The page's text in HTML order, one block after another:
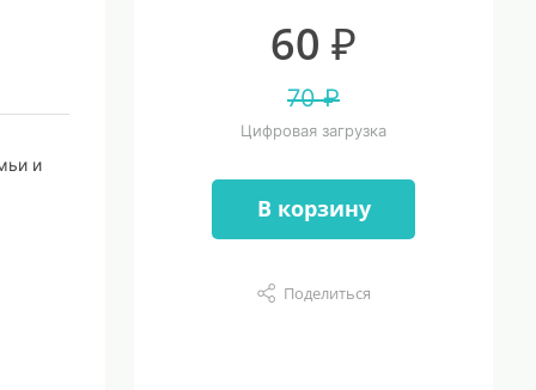
и
60 ₽
70 ₽
Цифровая загрузка
В корзину
Поделиться